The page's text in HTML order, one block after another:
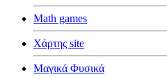
Math games
Χάρτης site
Μαγικά Φυσικά